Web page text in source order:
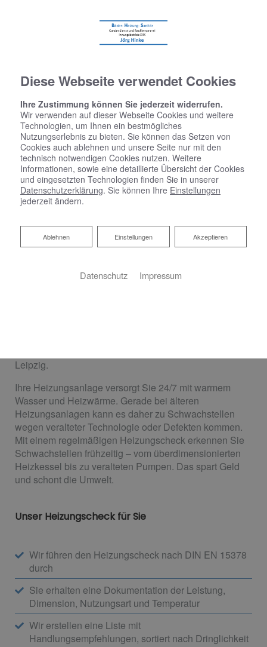
Heizungscheck
So sparen Sie Energiekosten
Leipzig.
Ihre Heizungsanlage versorgt Sie 24/7 mit warmem
Wasser und Heizwärme. Gerade bei älteren
Heizungsanlagen kann es daher zu Schwachstellen
wegen veralteter Technologie oder Defekten kommen.
Mit einem regelmäßigen Heizungscheck erkennen Sie
Schwachstellen frühzeitig – vom überdimensionierten
Heizkessel bis zu veralteten Pumpen. Das spart Geld
und schont die Umwelt.
Unser Heizungscheck für Sie
Wir führen den Heizungscheck nach DIN EN 15378
durch
Sie erhalten eine Dokumentation der Leistung,
Dimension, Nutzungsart und Temperatur
Wir erstellen eine Liste mit
Handlungsempfehlungen, sortiert nach Dringlichkeit
Diese Webseite verwendet Cookies
Ihre Zustimmung können Sie jederzeit widerrufen.
Wir verwenden auf dieser Webseite Cookies und weitere
Technologien, um Ihnen ein bestmögliches
Nutzungserlebnis zu bieten. Sie können das Setzen von
Cookies auch ablehnen und unsere Seite nur mit den
technisch notwendigen Cookies nutzen. Weitere
Informationen, sowie eine detaillierte Übersicht der Cookies
und eingesetzten Technologien finden Sie in unserer
Datenschutzerklärung. Sie können Ihre Einstellungen
jederzeit ändern.
Akzeptieren
Einstellungen
Ablehnen
Ablehnen
Datenschutz Impressum